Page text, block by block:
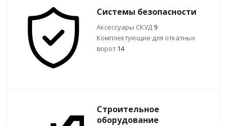
Системы безопасности
Аксессуары СКУД 9
Комплектующие для откатных
ворот14
Строительное
оборудование